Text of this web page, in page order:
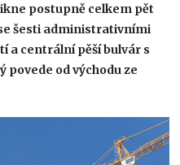
postupně celkem pět
šesti administrativními
a centrální pěší bulvár s
povede od východu ze